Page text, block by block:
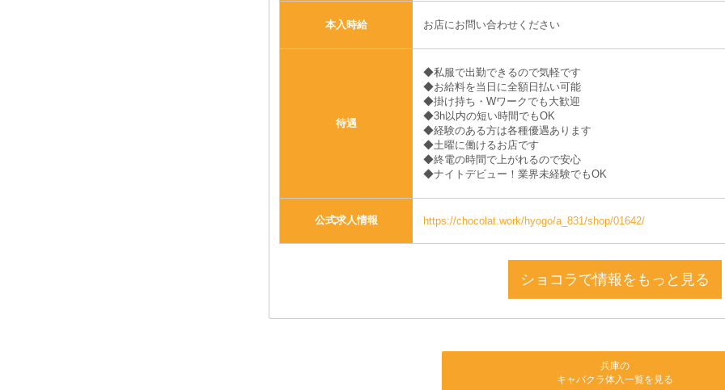
本入時給 お店にお問い合わせください
待遇
◆私服で出勤できるので気軽です
◆お給料を当日に全額日払い可能
◆掛け持ち・Wワークでも大歓迎
◆3h以内の短い時間でもOK
◆経験のある方は各種優遇あります
◆土曜に働けるお店です
◆終電の時間で上がれるので安心
◆ナイトデビュー！業界未経験でもOK
公式求人情報 https://chocolat.work/hyogo/a_831/shop/01642/
ショコラで情報をもっと見る
兵庫の
キャバクラ体入一覧を見る